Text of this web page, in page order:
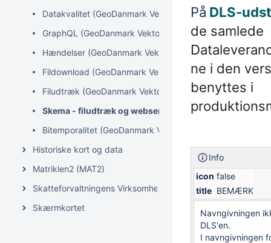
Datakvalitet (GeoDanmark Vektor)
GraphQL (GeoDanmark Vektor)
Hændelser (GeoDanmark Vektor) (udfases 15. januar
Fildownload (GeoDanmark Vektor)
Filudtræk (GeoDanmark Vektor) (udfases 15. januar 2027)
Skema - filudtræk og webservices (GeoDanmark
Bitemporalitet (GeoDanmark Vektor)
Historiske kort og data
Matriklen2 (MAT2)
Skatteforvaltningens Virksomhedsregister (SVR)
Skærmkortet
På DLS-
de samlede
ne i den
benyttes i
Info
icon false
title BEMÆRK
Navngivningen
DLS'en.
I navngivningen